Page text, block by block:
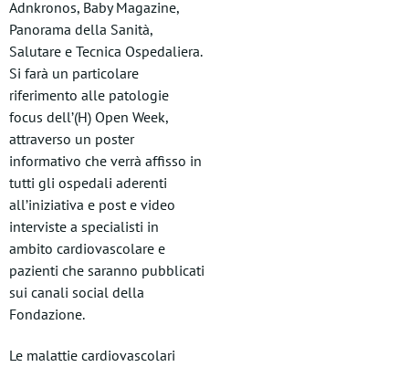
Adnkronos, Baby Magazine,
Panorama della Sanità,
Salutare e Tecnica Ospedaliera.
Si farà un particolare
riferimento alle patologie
focus dell’(H) Open Week,
attraverso un poster
informativo che verrà affisso in
tutti gli ospedali aderenti
all’iniziativa e post e video
interviste a specialisti in
ambito cardiovascolare e
pazienti che saranno pubblicati
sui canali social della
Fondazione.
Le malattie cardiovascolari